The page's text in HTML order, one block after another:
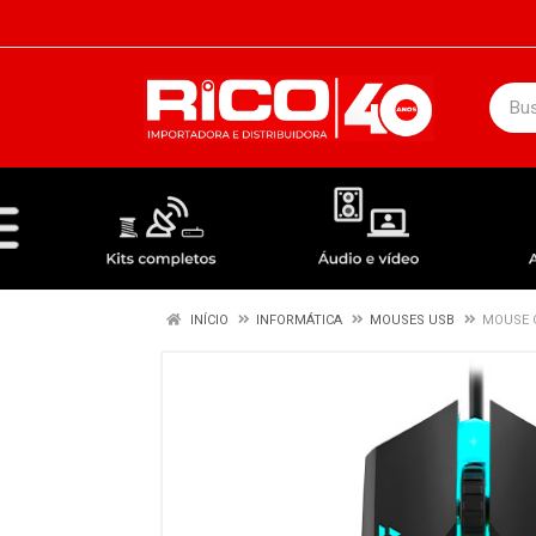
INÍCIO INFORMÁTICA MOUSES USB MOUSE